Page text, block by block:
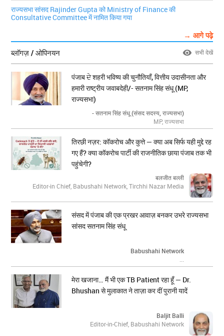
राज्यसभा सांसद Rajinder Gupta को Ministry of Finance की
Consultative Committee में नामित किया गया
→ आगे पढ़े
ब्लॉगज़ / ओपिनयन
सभी देखें
पंजाब ਦੇ शहरी भविष्य की चुनौतियाँ, वित्तीय उदासीनता और
हमारी राष्ट्रीय जवाबदेही/- सतनाम सिंह संधू (MP,
राज्यसभा)
- सतनाम सिंह संधू (संसद सदस्य, राज्यसभा)
MP, राज्यसभा
तिरछी नज़र: कॉकरोच और कुत्ते — क्या अब सिर्फ यही मुद्दे रह
गए हैं? क्या कॉकरोच पार्टी की राजनीतिक छाया पंजाब तक भी
पहुंचेगी?
बलजीत बल्ली
Editor-in Chief, Babushahi Network, Tirchhi Nazar Media
संसद में पंजाब की एक प्रखर आवाज़ बनकर उभरे राज्यसभा
सांसद सतनाम सिंह संधू
Babushahi Network
...
मेरा खजाना… मैं भी एक TB Patient रहा हूँ — Dr.
Bhushan से मुलाकात ने ताज़ा कर दीं पुरानी यादें
Baljit Balli
Editor-in-Chief, Babushahi Network